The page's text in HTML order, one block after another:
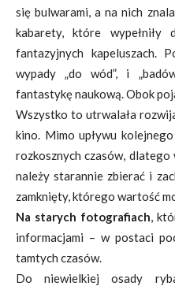
się bulwarami, a na nich
kabarety, które
fantazyjnych kapeluszach.
wypady „do wód”, i
fantastykę naukową. Obok
Wszystko to utrwalała
kino. Mimo upływu
rozkosznych czasów,
należy starannie zbierać i
zamknięty, którego wartość
Na starych fotografiach,
informacjami – w postaci
tamtych czasów.
Do niewielkiej osady